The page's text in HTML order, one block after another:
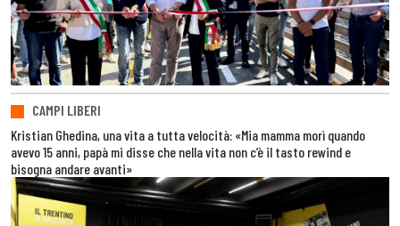
CAMPI LIBERI
Kristian Ghedina, una vita a tutta velocità: «Mia mamma morì quando
avevo 15 anni, papà mi disse che nella vita non c’è il tasto rewind e
bisogna andare avanti»